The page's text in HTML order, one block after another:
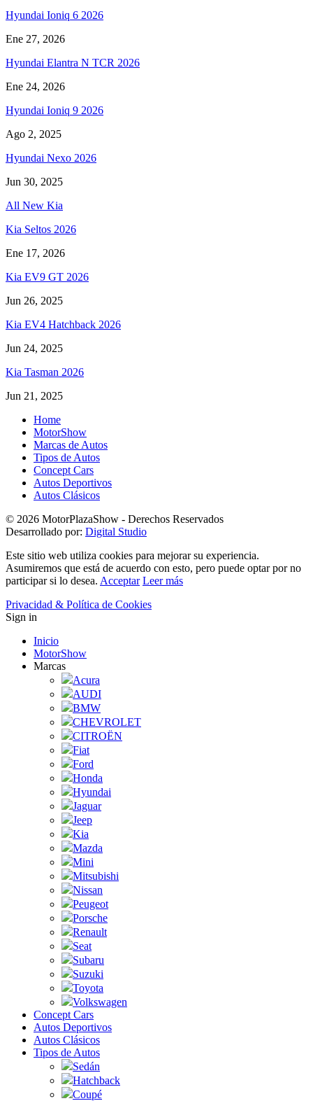
Hyundai Ioniq 6 2026
Ene 27, 2026
Hyundai Elantra N TCR 2026
Ene 24, 2026
Hyundai Ioniq 9 2026
Ago 2, 2025
Hyundai Nexo 2026
Jun 30, 2025
All New Kia
Kia Seltos 2026
Ene 17, 2026
Kia EV9 GT 2026
Jun 26, 2025
Kia EV4 Hatchback 2026
Jun 24, 2025
Kia Tasman 2026
Jun 21, 2025
Home
MotorShow
Marcas de Autos
Tipos de Autos
Concept Cars
Autos Deportivos
Autos Clásicos
© 2026 MotorPlazaShow - Derechos Reservados
Desarrollado por: Digital Studio
Este sitio web utiliza cookies para mejorar su experiencia.
Asumiremos que está de acuerdo con esto, pero puede optar por no
participar si lo desea. Acceptar Leer más
Privacidad & Política de Cookies
Sign in
Inicio
MotorShow
Marcas
Acura
AUDI
BMW
CHEVROLET
CITROËN
Fiat
Ford
Honda
Hyundai
Jaguar
Jeep
Kia
Mazda
Mini
Mitsubishi
Nissan
Peugeot
Porsche
Renault
Seat
Subaru
Suzuki
Toyota
Volkswagen
Concept Cars
Autos Deportivos
Autos Clásicos
Tipos de Autos
Sedán
Hatchback
Coupé